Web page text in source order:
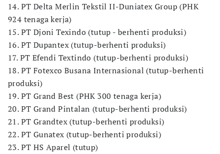
14. PT Delta Merlin Tekstil II-Duniatex Group (PHK
924 tenaga kerja)
15. PT Djoni Texindo (tutup - berhenti produksi)
16. PT Dupantex (tutup-berhenti produksi)
17. PT Efendi Textindo (tutup-berhenti produksi)
18. PT Fotexco Busana Internasional (tutup-berhenti
produksi)
19. PT Grand Best (PHK 300 tenaga kerja)
20. PT Grand Pintalan (tutup-berhenti produksi)
21. PT Grandtex (tutup-berhenti produksi)
22. PT Gunatex (tutup-berhenti produksi)
23. PT HS Aparel (tutup)